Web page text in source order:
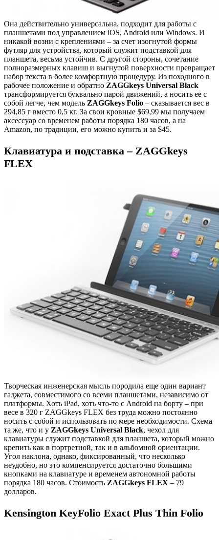
Она действительно универсальна, подходит для работы с
планшетами под управлением iOS, Android или Windows. И
никакой возни с креплениями – за счет изогнутой формы
футляр для устройства, который служит подставкой для
планшета, весьма устойчив. С другой стороны, сочетание
полноразмерных клавиш и выгнутой поверхности превращает
набор текста в более комфортную процедуру. Из походного в
рабочее положение и обратно ZAGGkeys Universal Black
трансформируется буквально парой движений, а носить ее с
собой легче, чем модель ZAGGkeys Folio – сказывается вес в
294,85 г вместо 0,5 кг. За свои кровные $69,99 мы получаем
аксессуар со временем работы порядка 180 часов, а на
Amazon, по традиции, его можно купить и за $45.
Клавиатура и подставка – ZAGGkeys
FLEX
Творческая инженерская мысль породила еще один вариант
гаджета, совместимого со всеми планшетами, независимо от
платформы. Хоть iPad, хоть что-то с Android на борту – при
весе в 320 г ZAGGkeys FLEX без труда можно постоянно
носить с собой и использовать по мере необходимости. Схема
та же, что и у ZAGGkeys Universal Black, чехол для
клавиатуры служит подставкой для планшета, который можно
крепить как в портретной, так и в альбомной ориентации.
Угол наклона, однако, фиксированный, что несколько
неудобно, но это компенсируется достаточно большими
кнопками на клавиатуре и временем автономной работы
порядка 180 часов. Стоимость ZAGGkeys FLEX – 79
долларов.
Kensington KeyFolio Exact Plus Thin Folio